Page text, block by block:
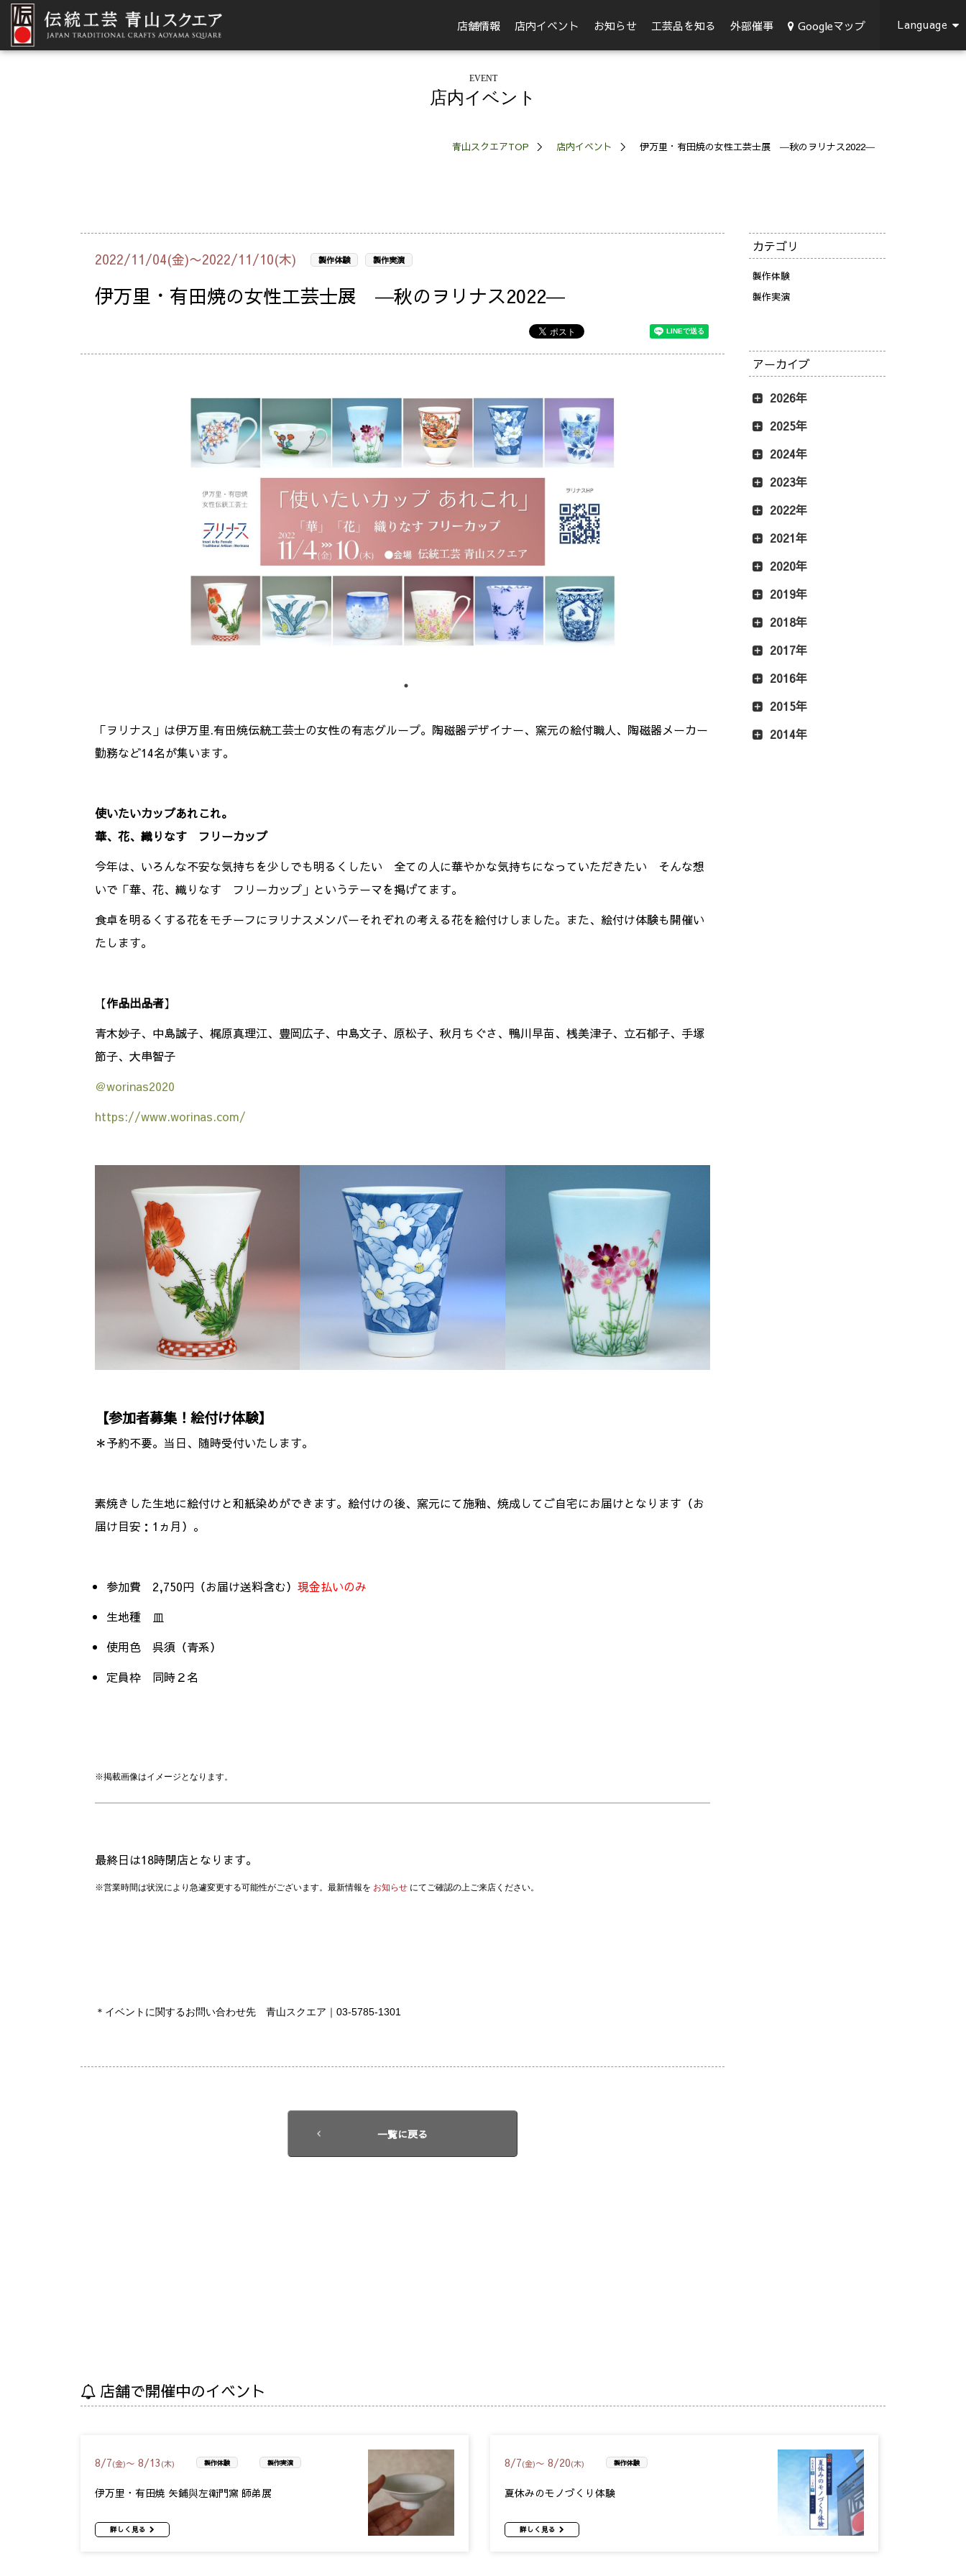
店舗情報 店内イベント お知らせ 工芸品を知る 外部催事 Googleマップ Language
EVENT
店内イベント
青山スクエアTOP 店内イベント 伊万里・有田焼の女性工芸士展 ―秋のヲリナス2022―
2022/11/04(金)〜2022/11/10(木) 製作体験 製作実演
伊万里・有田焼の女性工芸士展 ―秋のヲリナス2022―
「ヲリナス」は伊万里.有田焼伝統工芸士の女性の有志グループ。陶磁器デザイナー、窯元の絵付職人、陶磁器メーカー
勤務など14名が集います。
使いたいカップあれこれ。
華、花、織りなす フリーカップ
今年は、いろんな不安な気持ちを少しでも明るくしたい 全ての人に華やかな気持ちになっていただきたい そんな想
いで「華、花、織りなす フリーカップ」というテーマを掲げてます。
食卓を明るくする花をモチーフにヲリナスメンバーそれぞれの考える花を絵付けしました。また、絵付け体験も開催い
たします。
【作品出品者】
青木妙子、中島誠子、梶原真理江、豊岡広子、中島文子、原松子、秋月ちぐさ、鴨川早苗、桟美津子、立石郁子、手塚
節子、大串智子
＠worinas2020
https://www.worinas.com/
【参加者募集！絵付け体験】
＊予約不要。当日、随時受付いたします。
素焼きした生地に絵付けと和紙染めができます。絵付けの後、窯元にて施釉、焼成してご自宅にお届けとなります（お
届け目安：1ヵ月）。
参加費 2,750円（お届け送料含む） 現金払いのみ
生地種 皿
使用色 呉須（青系）
定員枠 同時２名
※掲載画像はイメージとなります。
最終日は18時閉店となります。
※営業時間は状況により急遽変更する可能性がございます。最新情報を お知らせ にてご確認の上ご来店ください。
＊イベントに関するお問い合わせ先 青山スクエア｜03-5785-1301
一覧に戻る
カテゴリ
製作体験
製作実演
アーカイブ
2026年
2025年
2024年
2023年
2022年
2021年
2020年
2019年
2018年
2017年
2016年
2015年
2014年
店舗で開催中のイベント
8/7(金)〜 8/13 (木) 製作体験 製作実演
伊万里・有田焼 矢鋪與左衛門窯 師弟展
詳しく見る
8/7(金)〜 8/20(木) 製作体験
夏休みのモノづくり体験
詳しく見る